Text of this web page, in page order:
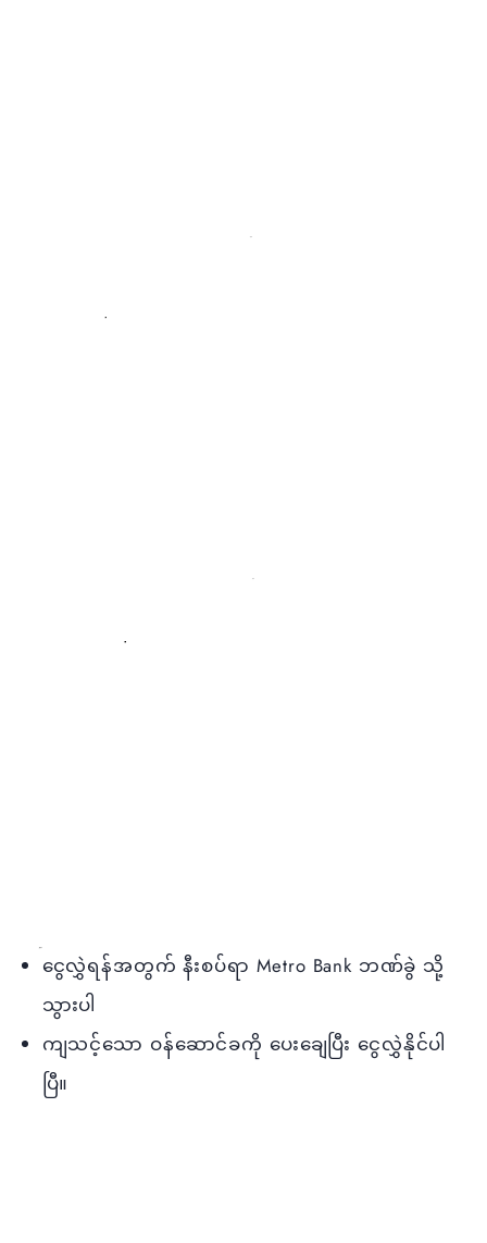
ငွေလွှဲရန်အတွက် နီးစပ်ရာ Metro Bank ဘဏ်ခွဲ သို့
သွားပါ
ကျသင့်‌သော ဝန်ဆောင်ခကို ပေးချေပြီး ငွေလွှဲနိုင်ပါ
ပြီ။